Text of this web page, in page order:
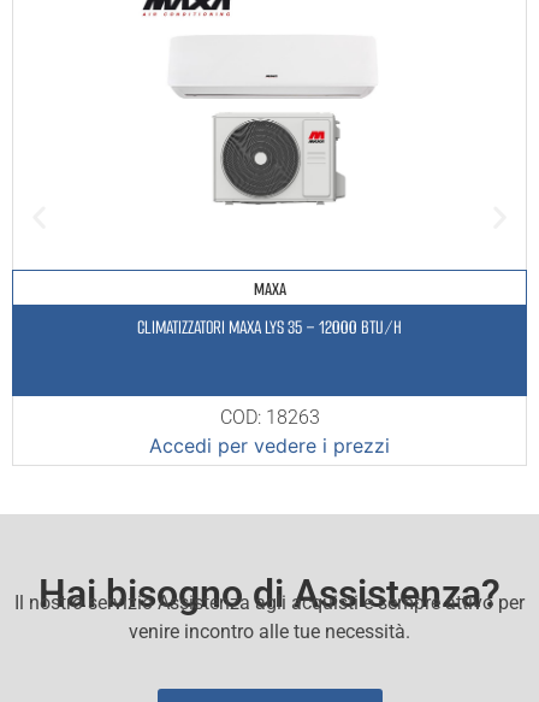
MAXA
CLIMATIZZATORI MAXA LYS 35 – 12000 BTU/H
COD: 18263
Accedi per vedere i prezzi
Hai bisogno di Assistenza?
Il nostro servizio Assistenza agli acquisti e sempre attivo per
venire incontro alle tue necessità.